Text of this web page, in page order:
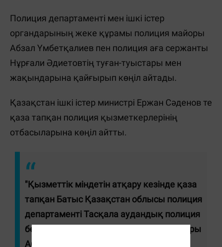
Полиция департаменті мен ішкі істер
органдарының жеке құрамы полиция майоры
Абзал Үмбетқалиев пен полиция аға сержанты
Нұрғали Әдиетовтің туған-туыстары мен
жақындарына қайғырып көңіл айтады.
Қазақстан ішкі істер министрі Ержан Сәденов те
қаза тапқан полиция қызметкерлерінің
отбасыларына көңіл айтты.
"Қызметтік міндетін атқару кезінде қаза
тапқан Батыс Қазақстан облысы полиция
департаменті Тасқала аудандық полиция
бөлімінің қызметкерлері полиция майоры
Абзал Үмбетқалиев пен полиция аға